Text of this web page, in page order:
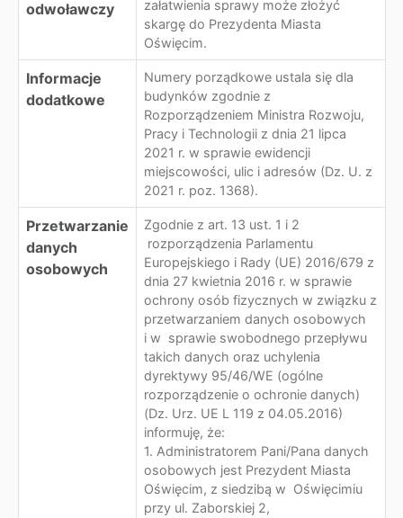
odwoławczy
załatwienia sprawy może złożyć
skargę do Prezydenta Miasta
Oświęcim.
Informacje
dodatkowe
Numery porządkowe ustala się dla
budynków zgodnie z
Rozporządzeniem Ministra Rozwoju,
Pracy i Technologii z dnia 21 lipca
2021 r. w sprawie ewidencji
miejscowości, ulic i adresów (Dz. U. z
2021 r. poz. 1368).
Przetwarzanie
danych
osobowych
Zgodnie z art. 13 ust. 1 i 2
rozporządzenia Parlamentu
Europejskiego i Rady (UE) 2016/679 z
dnia 27 kwietnia 2016 r. w sprawie
ochrony osób fizycznych w związku z
przetwarzaniem danych osobowych
i w sprawie swobodnego przepływu
takich danych oraz uchylenia
dyrektywy 95/46/WE (ogólne
rozporządzenie o ochronie danych)
(Dz. Urz. UE L 119 z 04.05.2016)
informuję, że:
1. Administratorem Pani/Pana danych
osobowych jest Prezydent Miasta
Oświęcim, z siedzibą w Oświęcimiu
przy ul. Zaborskiej 2,